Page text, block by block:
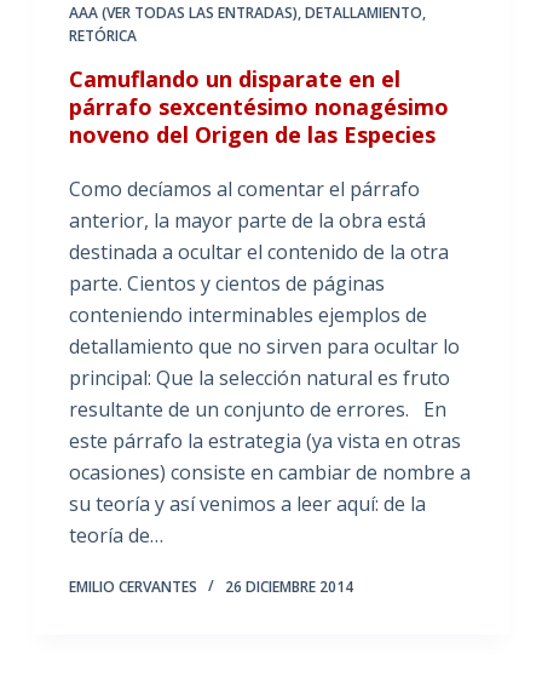
AAA (VER TODAS LAS ENTRADAS),DETALLAMIENTO,
RETÓRICA
Camuflando un disparate en el
párrafo sexcentésimo nonagésimo
noveno del Origen de las Especies
Como decíamos al comentar el párrafo
anterior, la mayor parte de la obra está
destinada a ocultar el contenido de la otra
parte. Cientos y cientos de páginas
conteniendo interminables ejemplos de
detallamiento que no sirven para ocultar lo
principal: Que la selección natural es fruto
resultante de un conjunto de errores. En
este párrafo la estrategia (ya vista en otras
ocasiones) consiste en cambiar de nombre a
su teoría y así venimos a leer aquí: de la
teoría de…
EMILIO CERVANTES 26 DICIEMBRE 2014